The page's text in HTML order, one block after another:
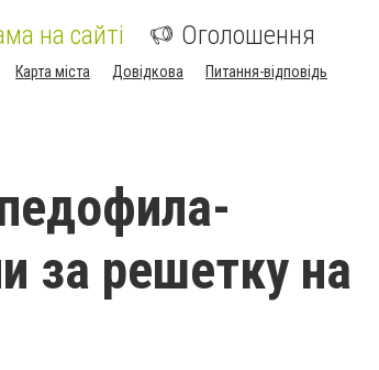
на сайті Оголошення
Карта міста Довідкова Питання-відповідь
за решетку на